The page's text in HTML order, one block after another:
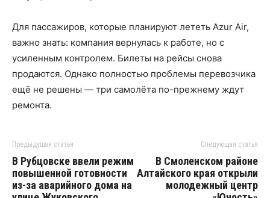
Для пассажиров, которые планируют лететь Azur Air,
важно знать: компания вернулась к работе, но с
усиленным контролем. Билеты на рейсы снова
продаются. Однако полностью проблемы перевозчика
ещё не решены — три самолёта по-прежнему ждут
ремонта.
Предыдущая статья
В Рубцовске ввели режим
повышенной готовности
из-за аварийного дома на
Следующая статья
В Смоленском районе
Алтайского края открыли
молодежный центр